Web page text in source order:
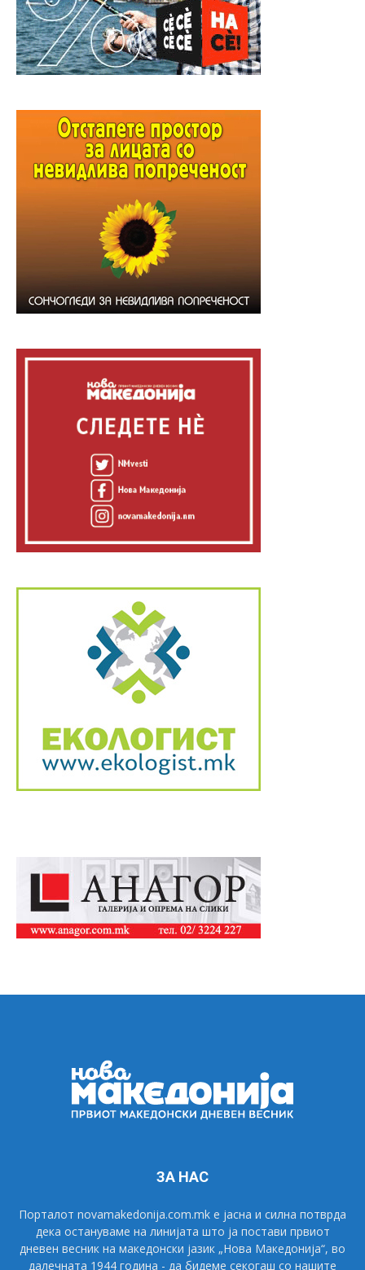
ЗА НАС
Порталот novamakedonija.com.mk е јасна и силна потврда
дека остануваме на линијата што ја постави првиот
дневен весник на македонски јазик „Нова Македонија“, во
далечната 1944 година - да бидеме секогаш со нашите